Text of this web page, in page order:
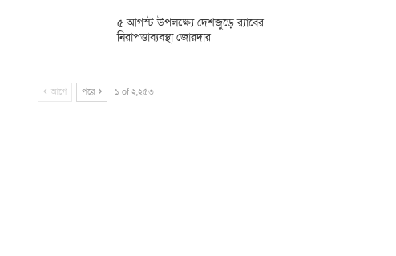
৫ আগস্ট উপলক্ষ্যে দেশজুড়ে র‌্যাবের
নিরাপত্তাব্যবস্থা জোরদার
আগে পরে ১ of ২,২৫৩